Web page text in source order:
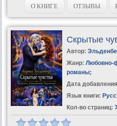
О КНИГЕ
ОТЗЫВЫ
Скрытые
Автор:
Жанр: Любовно-
романы;
Дата
Язык книги:
Кол-во страниц: